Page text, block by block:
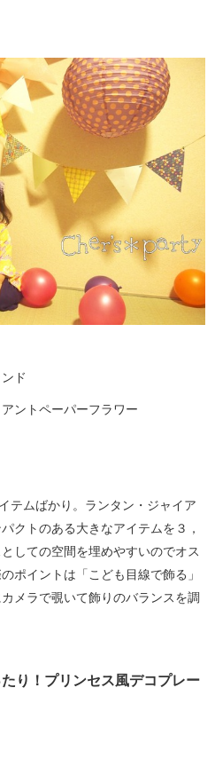
ド
ントペーパーフラワー
テムばかり。ランタン・ジャイア
クトのある大きなアイテムを３，
しての空間を埋めやすいのでオス
ポイントは「こども目線で飾る」
メラで覗いて飾りのバランスを調
り！プリンセス風デコプレー